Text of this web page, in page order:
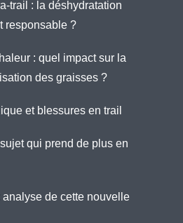
trail : la déshydratation
responsable ?
: quel impact sur la
des graisses ?
et blessures en trail
qui prend de plus en
de cette nouvelle